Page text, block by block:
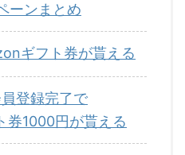
ーンまとめ
ギフト券が貰える
登録完了で
券1000円が貰える